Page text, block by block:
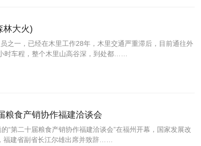
林大火)
之一，已经在木里工作28年，木里交通严重滞后，目前通往外
时车程，整个木里山高谷深，到处都……
粮食产销协作福建洽谈会
“第二十届粮食产销协作福建洽谈会”在福州开幕，国家发展改
福建省副省长江尔雄出席并致辞……